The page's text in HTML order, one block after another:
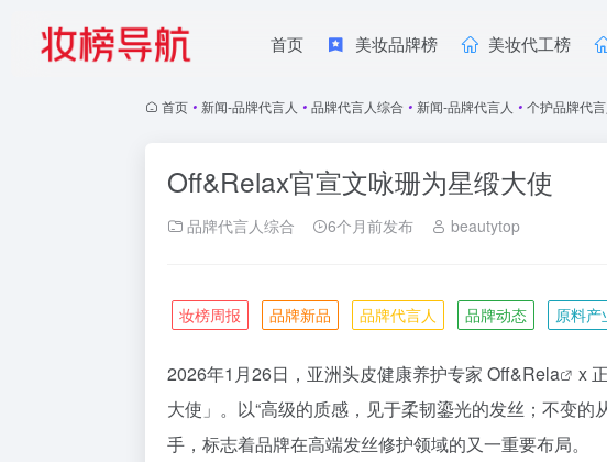
首页 美妆品牌榜 美妆代工榜
首页 • 新闻-品牌代言人 • 品牌代言人综合 • 新闻-品牌代言人 • 个护品牌代言
Off&Relax官宣文咏珊为星缎大使
品牌代言人综合 6个月前发布 beautytop
妆榜周报 品牌新品 品牌代言人 品牌动态 原料产
2026年1 月26日 ，亚洲头皮健康养护专家 Off&Rela x
大使」。以“高级的质感，见于柔韧鎏光的发丝；不变的
手，标志着品牌在高端发丝修护领域的又一重要布局。